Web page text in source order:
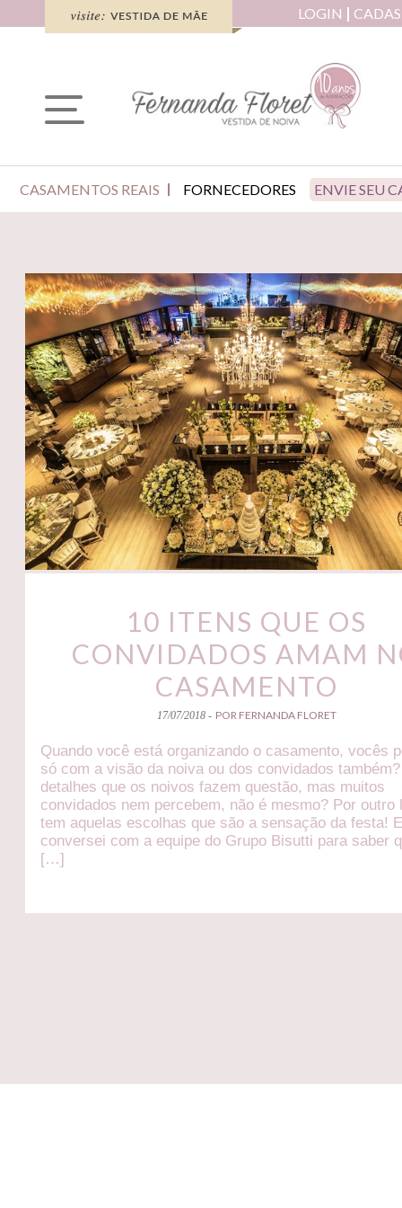
LOGIN
CASAMENTOS REAIS FORNECEDORES ENVIE SEU
10 ITENS QUE OS
CONVIDADOS AMAM
CASAMENTO
17/07/2018 - POR FERNANDA FLORET
Quando você está organizando o casamento, vocês
só com a visão da noiva ou dos convidados
detalhes que os noivos fazem questão, mas muitos
convidados nem percebem, não é mesmo? Por outro
tem aquelas escolhas que são a sensação da festa!
conversei com a equipe do Grupo Bisutti para saber
[…]